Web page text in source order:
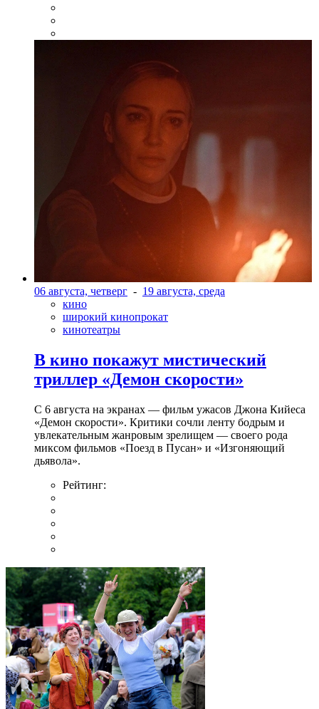
06 августа, четверг - 19 августа, среда
кино
широкий кинопрокат
кинотеатры
В кино покажут мистический
триллер «Демон скорости»
С 6 августа на экранах — фильм ужасов Джона Кийеса
«Демон скорости». Критики сочли ленту бодрым и
увлекательным жанровым зрелищeм — своего рода
миксом фильмов «Поезд в Пусан» и «Изгоняющий
дьявола».
Рейтинг: